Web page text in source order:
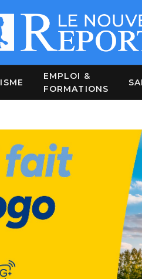
EMPLOI &
FORMATIONS